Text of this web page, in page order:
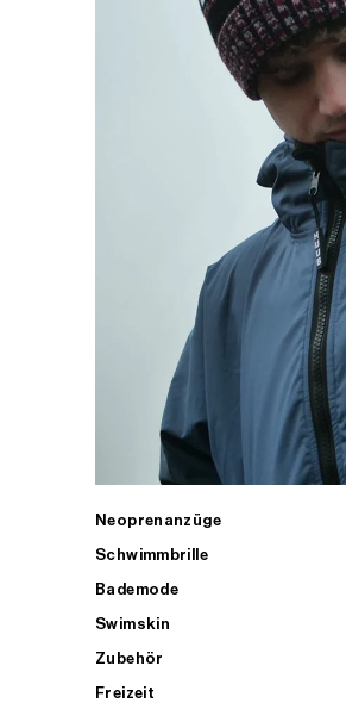
Neoprenanzüge
Schwimmbrille
Bademode
Swimskin
Zubehör
Freizeit